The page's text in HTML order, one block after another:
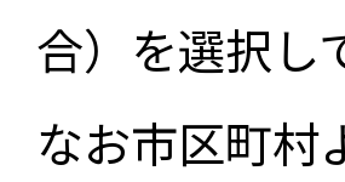
合）を選択し
なお市区町村